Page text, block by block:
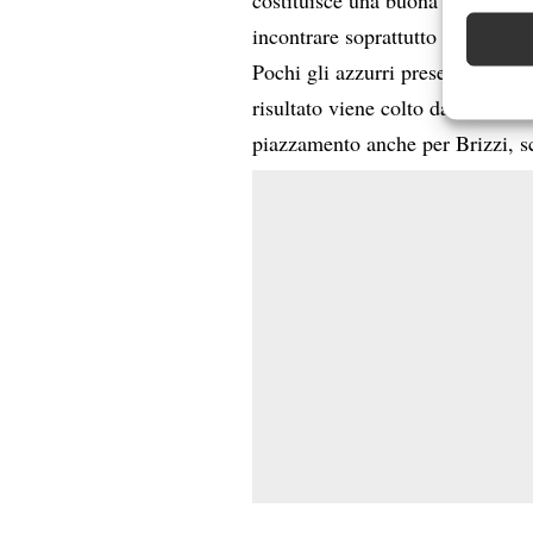
scelte
incontrare soprattutto a
Pochi gli azzurri presenti
risultato viene colto dal
piazzamento anche per Brizzi,